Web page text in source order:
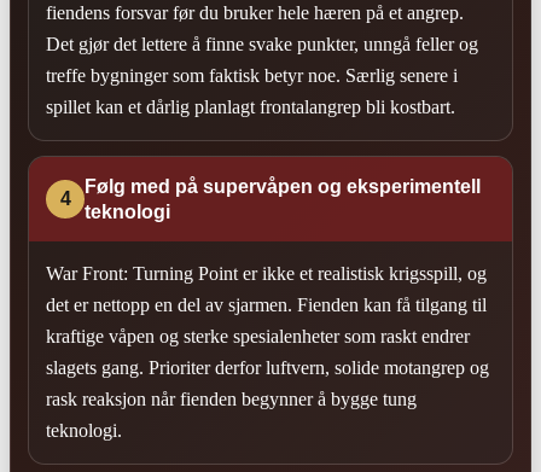
fiendens forsvar før du bruker hele hæren på et angrep.
Det gjør det lettere å finne svake punkter, unngå feller og
treffe bygninger som faktisk betyr noe. Særlig senere i
spillet kan et dårlig planlagt frontalangrep bli kostbart.
4
Følg med på supervåpen og eksperimentell
teknologi
War Front: Turning Point er ikke et realistisk krigsspill, og
det er nettopp en del av sjarmen. Fienden kan få tilgang til
kraftige våpen og sterke spesialenheter som raskt endrer
slagets gang. Prioriter derfor luftvern, solide motangrep og
rask reaksjon når fienden begynner å bygge tung
teknologi.